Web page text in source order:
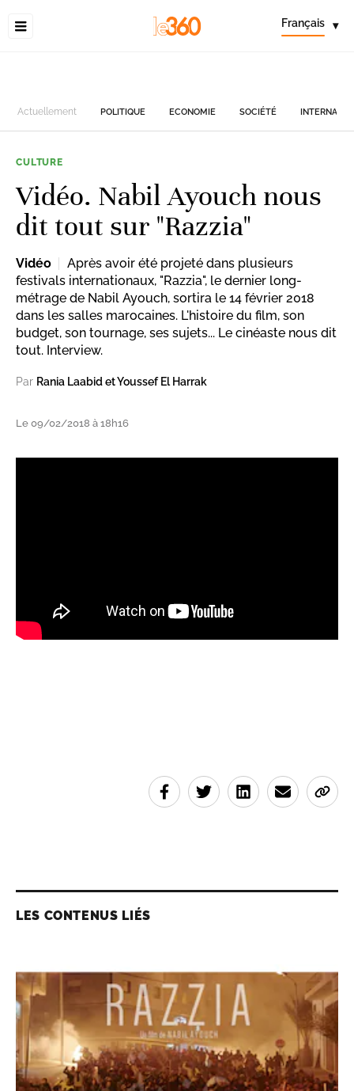
Français ▾
Actuellement POLITIQUE ECONOMIE SOCIÉTÉ
CULTURE
Vidéo. Nabil Ayouch nous
dit tout sur "Razzia"
Vidéo
Après avoir été projeté dans plusieurs
festivals internationaux, "Razzia", le dernier long-
métrage de Nabil Ayouch, sortira le 14 février 2018
dans les salles marocaines. L'histoire du film, son
budget, son tournage, ses sujets... Le cinéaste nous dit
tout. Interview.
Par Rania Laabid et Youssef El Harrak
Le 09/02/2018 à 18h16
LES CONTENUS LIÉS